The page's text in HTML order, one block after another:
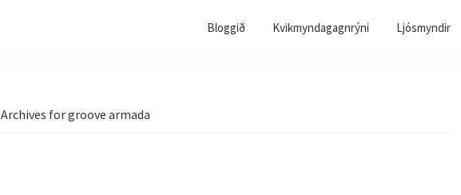
Bloggið Kvikmyndagagnrýni Ljósmyndir
Archives for groove armada